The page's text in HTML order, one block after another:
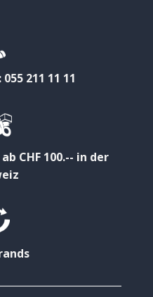
211 11 11
CHF 100.-- in der